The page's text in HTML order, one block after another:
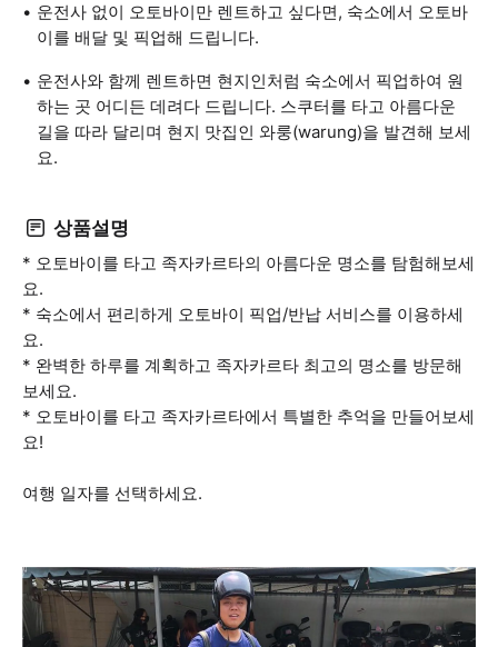
운전사 없이 오토바이만 렌트하고 싶다면, 숙소에서 오토바
이를 배달 및 픽업해 드립니다.
운전사와 함께 렌트하면 현지인처럼 숙소에서 픽업하여 원
하는 곳 어디든 데려다 드립니다. 스쿠터를 타고 아름다운
길을 따라 달리며 현지 맛집인 와룽(warung)을 발견해 보세
요.
상품설명
* 오토바이를 타고 족자카르타의 아름다운 명소를 탐험해보세
요.
* 숙소에서 편리하게 오토바이 픽업/반납 서비스를 이용하세
요.
* 완벽한 하루를 계획하고 족자카르타 최고의 명소를 방문해
보세요.
* 오토바이를 타고 족자카르타에서 특별한 추억을 만들어보세
요!
여행 일자를 선택하세요.